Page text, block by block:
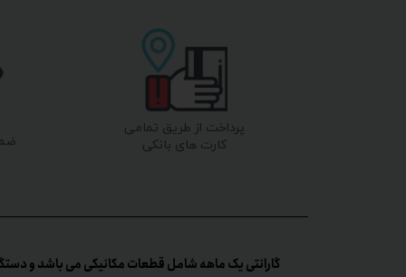
پرداخت از طریق تمامی
کارت های بانکی
گارانتی یک ماهه شامل قطعات مکانیکی می باشد و